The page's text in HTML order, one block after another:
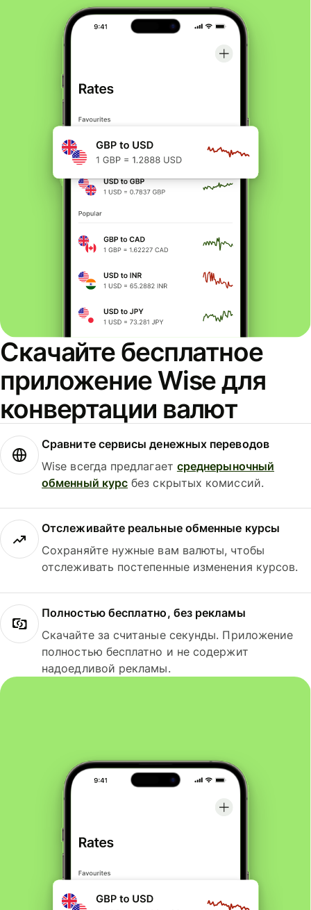
Скачайте бесплатное
приложение Wise для
конвертации валют
Сравните сервисы денежных переводов
Wise всегда предлагает среднерыночный
обменный курс без скрытых комиссий.
Отслеживайте реальные обменные курсы
Сохраняйте нужные вам валюты, чтобы
отслеживать постепенные изменения курсов.
Полностью бесплатно, без рекламы
Скачайте за считаные секунды. Приложение
полностью бесплатно и не содержит
надоедливой рекламы.